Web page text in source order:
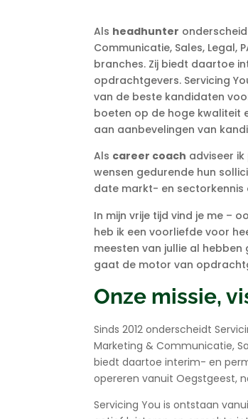
Als headhunter
Communicatie, Sales, Legal,
branches. Zij biedt daartoe
opdrachtgevers. Servicing
van de beste kandidaten
boeten op de hoge kwaliteit
aan aanbevelingen van
Als career coach adviseer
wensen gedurende hun
date markt- en sectorkennis
In mijn vrije tijd vind je me –
heb ik een voorliefde voor
meesten van jullie al hebben
gaat de motor van
Onze missie,
Sinds 2012 onderscheidt
Marketing & Communicatie,
biedt daartoe interim- en
opereren vanuit Oegstgeest,
Servicing You is ontstaan